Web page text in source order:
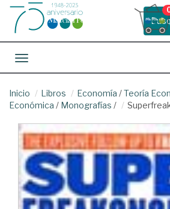
Toggle navigation
Inicio Libros Economía /Teoría
Económica / Monografías /